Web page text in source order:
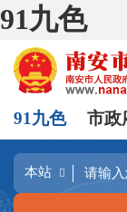
91九色
91九色 市政